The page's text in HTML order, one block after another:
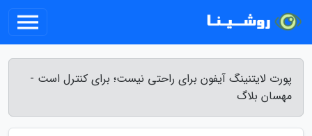
پورت لایتنینگ آیفون برای راحتی نیست؛ برای کنترل است -
مهسان بلاگ